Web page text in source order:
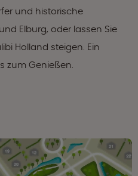
und historische
Elburg, oder lassen Sie
Holland steigen. Ein
zum Genießen.